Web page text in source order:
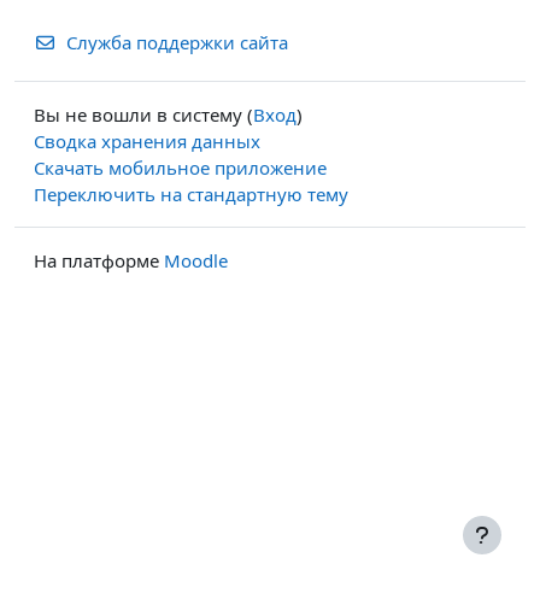
Служба поддержки сайта
Вы не вошли в систему (Вход)
Сводка хранения данных
Скачать мобильное приложение
Переключить на стандартную тему
На платформе Moodle